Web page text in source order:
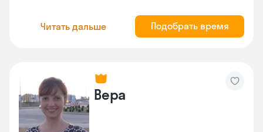
Читать дальше Подобрать время
Вера